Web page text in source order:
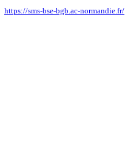
https://sms-bse-bgb.ac-normandie.fr/